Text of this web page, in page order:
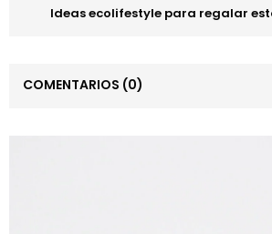
Ideas ecolifestyle para regalar
COMENTARIOS (0)